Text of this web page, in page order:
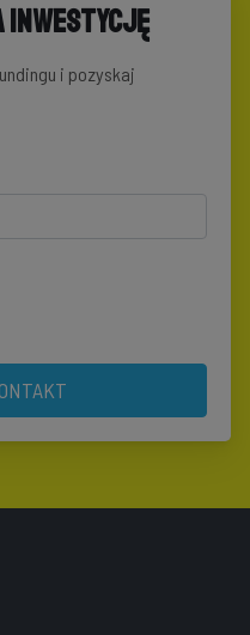
inwestycję
i pozyskaj